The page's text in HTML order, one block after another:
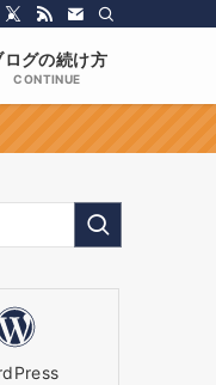
ログの続け方
CONTINUE